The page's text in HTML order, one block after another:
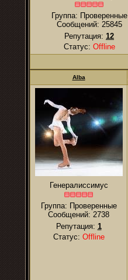
Группа: Проверенные
Сообщений: 25845
Репутация: 12
Статус: Offline
Alba
Генералиссимус
Группа: Проверенные
Сообщений: 2738
Репутация: 1
Статус: Offline